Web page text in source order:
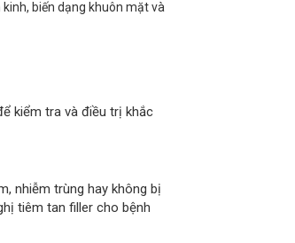
biến dạng khuôn mặt và
kiểm tra và điều trị khắc
nhiễm trùng hay không bị
tiêm tan filler cho bệnh